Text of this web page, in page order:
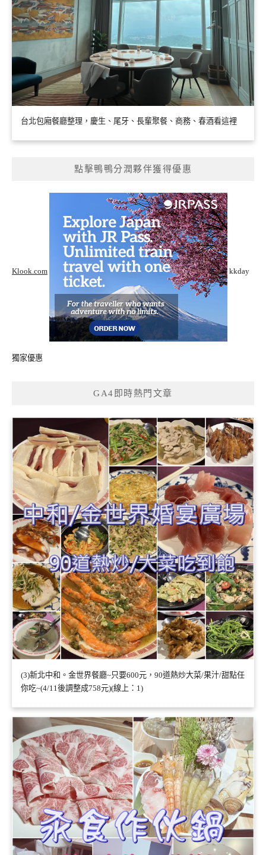
台北包廂餐廳整理，慶生、尾牙、長輩聚餐、商務、春酒看這裡
點擊鴨鴨分潤夥伴獲得優惠
Klook.com kkday
獨家優惠
GA4即時熱門文章
(3)新北中和。金世界餐廳~只要600元，90道熱炒大菜/果汁/甜點任
你吃~(4/11後調整成758元)(線上：1)